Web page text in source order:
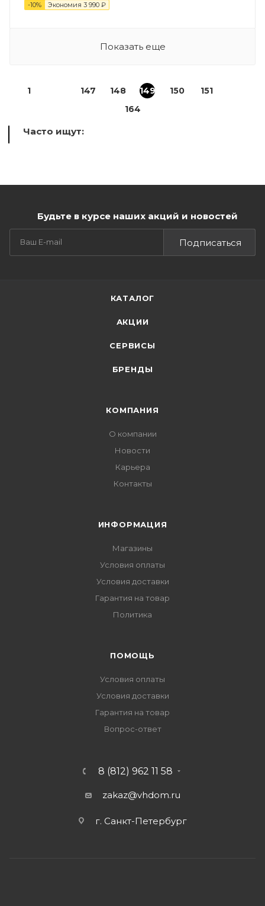
-10% Экономия 3 990 ₽
Показать еще
1 147 148 149 150
151
164
Часто ищут:
Будьте в курсе наших акций и новостей
Подписаться
КАТАЛОГ
АКЦИИ
СЕРВИСЫ
БРЕНДЫ
КОМПАНИЯ
О компании
Новости
Карьера
Контакты
ИНФОРМАЦИЯ
Магазины
Условия оплаты
Условия доставки
Гарантия на товар
Политика
ПОМОЩЬ
Условия оплаты
Условия доставки
Гарантия на товар
Вопрос-ответ
8 (812) 962 11 58
zakaz@vhdom.ru
г. Санкт-Петербург